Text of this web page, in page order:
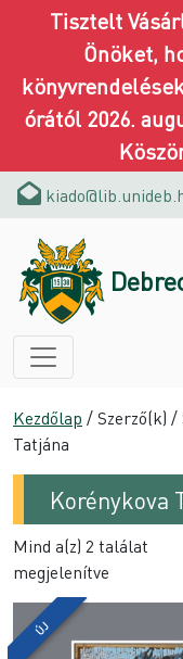
Tisztelt
Önöket,
órától 2026.
Kezdőlap / Szerző(k)
Tatjána
Korénykova
Mind a(z) 2 találat
megjelenítve
ÚJ